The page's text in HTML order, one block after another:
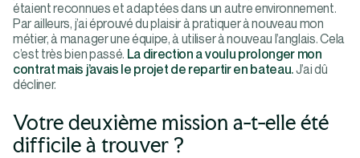
étaient reconnues et adaptées dans un autre environnement.
Par ailleurs, j’ai éprouvé du plaisir à pratiquer à nouveau mon
métier, à manager une équipe, à utiliser à nouveau l’anglais. Cela
c’est très bien passé. La direction a voulu prolonger mon
contrat mais j’avais le projet de repartir en bateau.J’ai dû
décliner.
Votre deuxième mission a-t-elle été
difficile à trouver ?